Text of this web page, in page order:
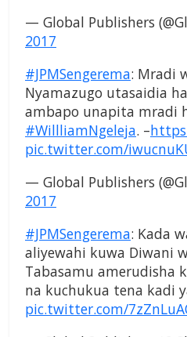
— Global Publishers
2017
#JPMSengerema: Mradi
Nyamazugo utasaidia
ambapo unapita mradi
#WillliamNgeleja. –
pic.twitter.com/
— Global Publishers
2017
#JPMSengerema: Kada
aliyewahi kuwa Diwani
Tabasamu amerudisha
na kuchukua tena kadi
pic.twitter.com/